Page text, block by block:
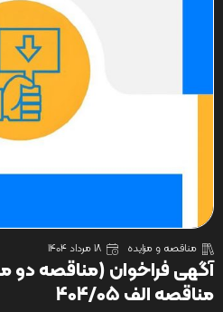
مناقصه و مزایده 18 مرداد 1404
آگهی فراخوان (مناقصه دو
مناقصه الف 404/05